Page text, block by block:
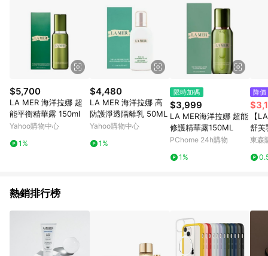
回饋。 5. 點數回饋會扣除所有折扣優惠後之最終發票金額計算，
實際回饋請依LINE購物通知為主。 6. 訂單如有使用東森購物
ETMall站內之折扣優惠(包含但不限於東森幣、樂透金、東森現金
券等)，不具點數回饋資格。詳細請依東森購物ETMall之結帳頁面
顯示為準。 7. LINE購物設有「單一商品最高回饋點數」機制(特
殊活動時開放「回饋無上限」)，以同一訂單中同一商品不論件數
計算，並依訂單成立時間當下LINE購物所設定的回饋機制為準。
8. LINE購物為購物資訊整合性平台，商品資料更新會有時間差，
如顯示之商品規格、顏色、價位、贈品與東森購物ETMall銷售網
頁不符，以銷售網頁標示為準。 9. 若有贈點爭議，請務必於訂單
日期+180天以內至LINE購物客服洽詢；若超過180天(含)以上進
行申訴，恕無法贈點回饋。 10. 部分點數紅包僅限指定商品使
用，或不適用於無回饋商品。各點數紅包之適用商品與使用條件
$5,700
LA MER 海洋拉娜 超
能平衡精華露 150ml
Yahoo購物中心
1%
$4,480
LA MER 海洋拉娜 高
防護淨透隔離乳 50ML
Yahoo購物中心
1%
限時加碼
$3,999
LA MER海洋拉娜 超能
修護精華露150ML
PChome 24h購物
1%
降價
【
舒芙
東森
熱銷排行榜